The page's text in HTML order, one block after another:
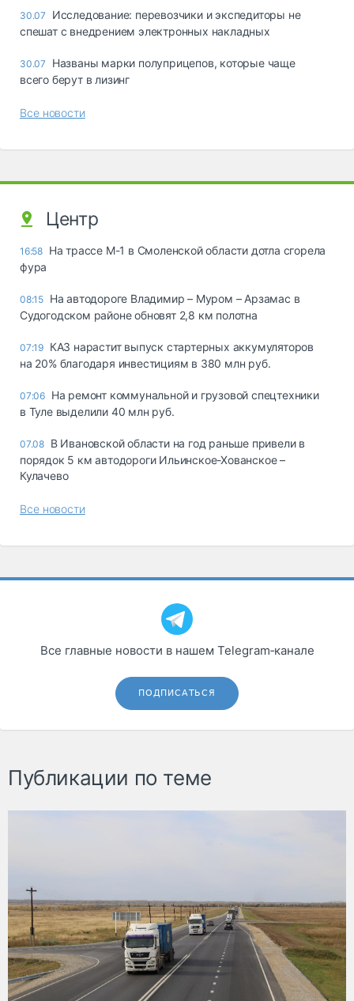
30.07
Исследование: перевозчики и экспедиторы не
спешат с внедрением электронных накладных
30.07
Названы марки полуприцепов, которые чаще
всего берут в лизинг
Все новости
Центр
16:58 На трассе М-1 в Смоленской области дотла сгорела
фура
08:15 На автодороге Владимир – Муром – Арзамас в
Судогодском районе обновят 2,8 км полотна
07:19 КАЗ нарастит выпуск стартерных аккумуляторов
на 20% благодаря инвестициям в 380 млн руб.
07:06 На ремонт коммунальной и грузовой спецтехники
в Туле выделили 40 млн руб.
07.08 В Ивановской области на год раньше привели в
порядок 5 км автодороги Ильинское-Хованское –
Кулачево
Все новости
Все главные новости в нашем Telegram‑канале
ПОДПИСАТЬСЯ
Публикации по теме